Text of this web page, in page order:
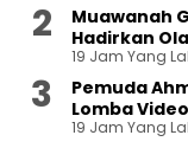
Muawanah
Hadirkan
Sampah
19 Jam Yang
Pemuda
Lomba
19 Jam Yang